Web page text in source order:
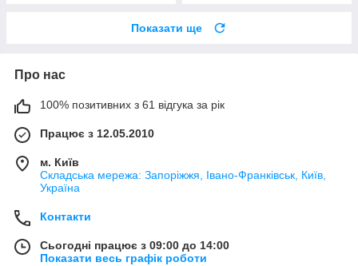
Показати ще
Про нас
100% позитивних з 61 відгука за рік
Працює з 12.05.2010
м. Київ
Складська мережа: Запоріжжя, Івано-Франківськ, Київ,
Україна
Контакти
Сьогодні працює з 09:00 до 14:00
Показати весь графік роботи